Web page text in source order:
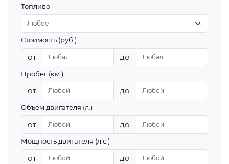
Топливо
Стоимость (руб.)
от до
Пробег (км.)
от до
Объем двигателя (л.)
от до
Мощность двигателя (л.с.)
от до